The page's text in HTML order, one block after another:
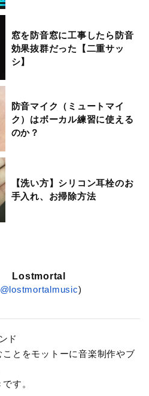
窓を防音窓に工事したら防音
効果抜群だった【二重サッ
シ】
防音マイク（ミュートマイ
ク）はボーカル練習に使える
のか？
【洗い方】シリコン耳栓のお
手入れ、お掃除方法
Lostmortal
@lostmortalmusic)
ド
とをモットーに音楽制作やブ
す。